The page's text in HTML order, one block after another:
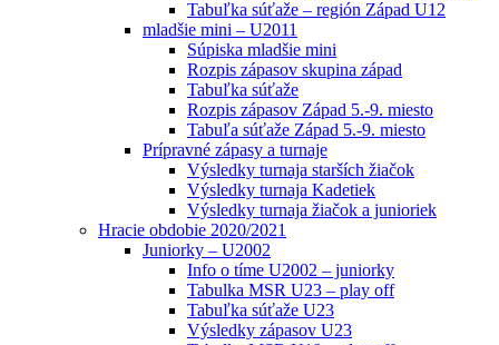
Tabuľka súťaže – región Západ U12
mladšie mini – U2011
Súpiska mladšie mini
Rozpis zápasov skupina západ
Tabuľka súťaže
Rozpis zápasov Západ 5.-9. miesto
Tabuľa súťaže Západ 5.-9. miesto
Prípravné zápasy a turnaje
Výsledky turnaja starších žiačok
Výsledky turnaja Kadetiek
Výsledky turnaja žiačok a junioriek
Hracie obdobie 2020/2021
Juniorky – U2002
Info o tíme U2002 – juniorky
Tabulka MSR U23 – play off
Tabuľka súťaže U23
Výsledky zápasov U23